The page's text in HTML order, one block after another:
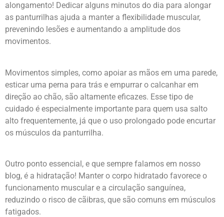
alongamento! Dedicar alguns minutos do dia para alongar
as panturrilhas ajuda a manter a flexibilidade muscular,
prevenindo lesões e aumentando a amplitude dos
movimentos.
Movimentos simples, como apoiar as mãos em uma parede,
esticar uma perna para trás e empurrar o calcanhar em
direção ao chão, são altamente eficazes. Esse tipo de
cuidado é especialmente importante para quem usa salto
alto frequentemente, já que o uso prolongado pode encurtar
os músculos da panturrilha.
Outro ponto essencial, e que sempre falamos em nosso
blog, é a hidratação! Manter o corpo hidratado favorece o
funcionamento muscular e a circulação sanguínea,
reduzindo o risco de cãibras, que são comuns em músculos
fatigados.